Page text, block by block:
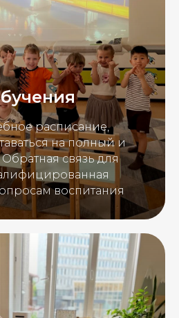
расписание,
на полный и
связь для
воспитания